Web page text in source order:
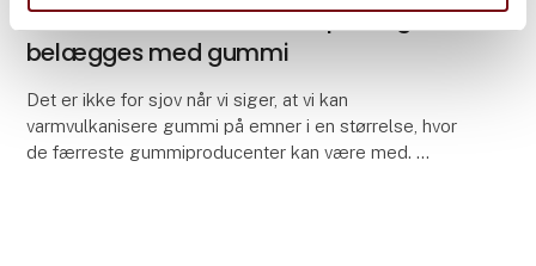
Sådan ser det ud når kæmpe krog
belægges med gummi
Det er ikke for sjov når vi siger, at vi kan
varmvulkanisere gummi på emner i en størrelse, hvor
de færreste gummiproducenter kan være med.